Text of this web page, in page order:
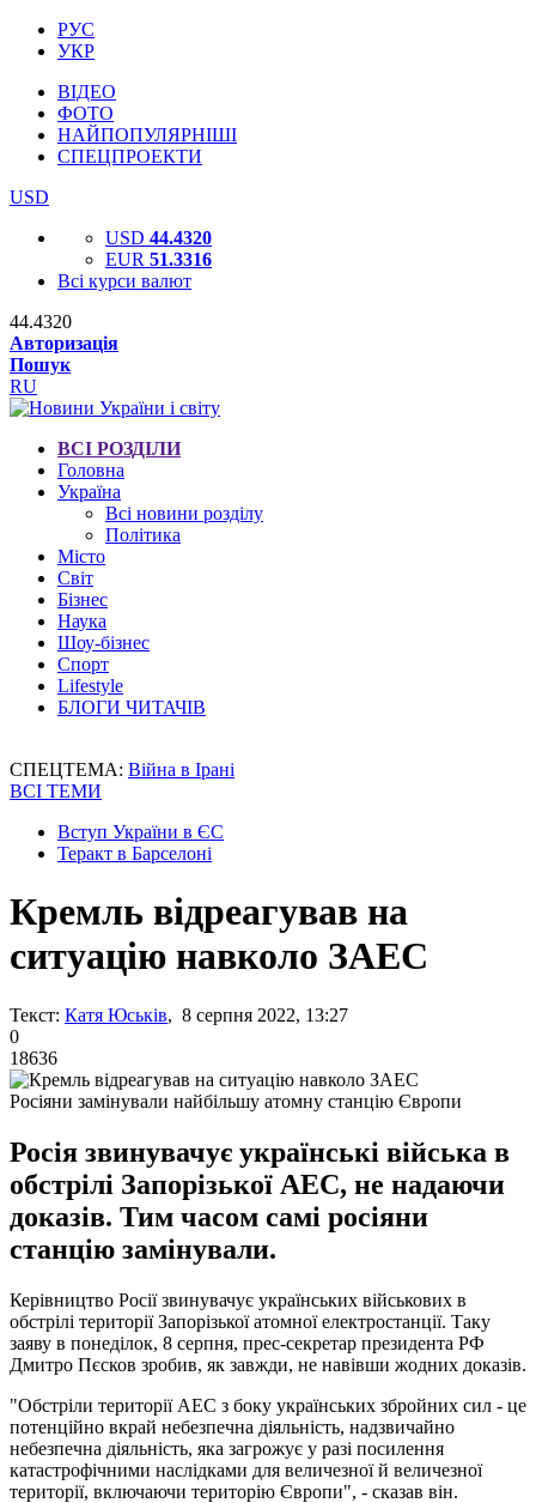
РУС
УКР
ВІДЕО
ФОТО
НАЙПОПУЛЯРНІШІ
СПЕЦПРОЕКТИ
USD
USD 44.4320
EUR 51.3316
Всі курси валют
44.4320
Авторизація
Пошук
RU
ВСІ РОЗДІЛИ
Головна
Україна
Всі новини розділу
Політика
Місто
Світ
Бізнес
Наука
Шоу-бізнес
Спорт
Lifestyle
БЛОГИ ЧИТАЧІВ
СПЕЦТЕМА: Війна в Ірані
ВСІ ТЕМИ
Вступ України в ЄС
Теракт в Барселоні
Кремль відреагував на
ситуацію навколо ЗАЕС
Текст: Катя Юськів, 8 серпня 2022, 13:27
0
18636
Росіяни замінували найбільшу атомну станцію Європи
Росія звинувачує українські війська в
обстрілі Запорізької АЕС, не надаючи
доказів. Тим часом самі росіяни
станцію замінували.
Керівництво Росії звинувачує українських військових в
обстрілі території Запорізької атомної електростанції. Таку
заяву в понеділок, 8 серпня, прес-секретар президента РФ
Дмитро Пєсков зробив, як завжди, не навівши жодних доказів.
"Обстріли території АЕС з боку українських збройних сил - це
потенційно вкрай небезпечна діяльність, надзвичайно
небезпечна діяльність, яка загрожує у разі посилення
катастрофічними наслідками для величезної й величезної
території, включаючи територію Європи", - сказав він.